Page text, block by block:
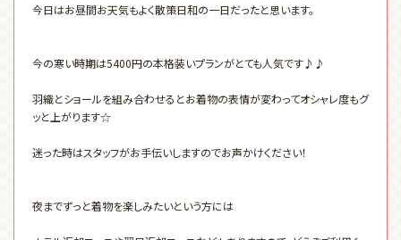
今日はお昼間お天気もよく散策日和の一日だったと思います。
今の寒い時期は5400円の本格装いプランがとても人気です♪♪
羽織とショールを組み合わせるとお着物の表情が変わってオシャレ度もグ
ッと上がります☆
迷った時はスタッフがお手伝いしますのでお声かけください！
夜までずっと着物を楽しみたいという方には